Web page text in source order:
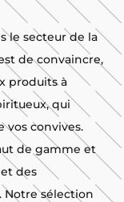
le secteur de la
de convaincre,
produits à
qui
vos convives.
de gamme et
des
Notre sélection